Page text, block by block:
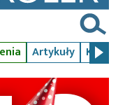
Artykuły Kursy